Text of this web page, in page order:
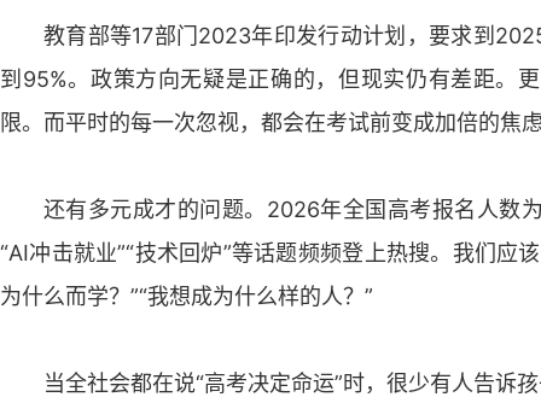
教育部等17部门2023年印发行动计划，要求到
到95%。政策方向无疑是正确的，但现实仍有差距。
限。而平时的每一次忽视，都会在考试前变成加倍的焦
还有多元成才的问题。2026年全国高考报名人数
“AI冲击就业”“技术回炉”等话题频频登上热搜。我们应
为什么而学？”“我想成为什么样的人？”
当全社会都在说“高考决定命运”时，很少有人告诉